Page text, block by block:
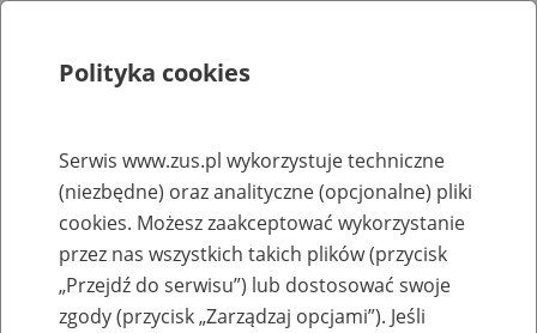
Strona główna
Rejestr zmian
Polityka cookies
Serwis www.zus.pl wykorzystuje techniczne
(niezbędne) oraz analityczne (opcjonalne) pliki
cookies. Możesz zaakceptować wykorzystanie
przez nas wszystkich takich plików (przycisk
„Przejdź do serwisu”) lub dostosować swoje
zgody (przycisk „Zarządzaj opcjami”). Jeśli